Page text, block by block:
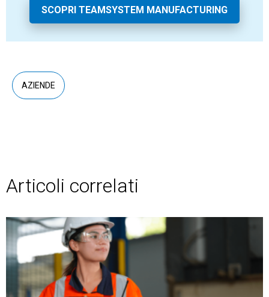
SCOPRI TEAMSYSTEM MANUFACTURING
AZIENDE
Articoli correlati